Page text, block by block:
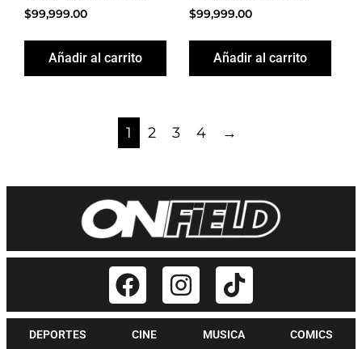
$99,999.00
Añadir al carrito
$99,999.00
Añadir al carrito
1 2 3 4 →
DEPORTES CINE MUSICA COMICS